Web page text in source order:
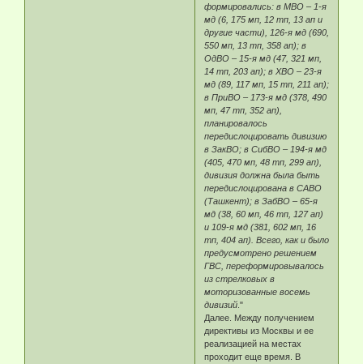
формировались: в МВО – 1-я
мд (6, 175 мп, 12 тп, 13 ап и
другие части), 126-я мд (690,
550 мп, 13 тп, 358 ап); в
ОдВО – 15-я мд (47, 321 мп,
14 тп, 203 ап); в ХВО – 23-я
мд (89, 117 мп, 15 тп, 211 ап);
в ПриВО – 173-я мд (378, 490
мп, 47 тп, 352 ап),
планировалось
передислоцировать дивизию
в ЗакВО; в СибВО – 194-я мд
(405, 470 мп, 48 тп, 299 ап),
дивизия должна была быть
передислоцирована в САВО
(Ташкент); в ЗабВО – 65-я
мд (38, 60 мп, 46 тп, 127 ап)
и 109-я мд (381, 602 мп, 16
тп, 404 ап). Всего, как и было
предусмотрено решением
ГВС, переформировывалось
из стрелковых в
моторизованные восемь
дивизий ."
Далее. Между получением
директивы из Москвы и ее
реализацией на местах
проходит еще время. В